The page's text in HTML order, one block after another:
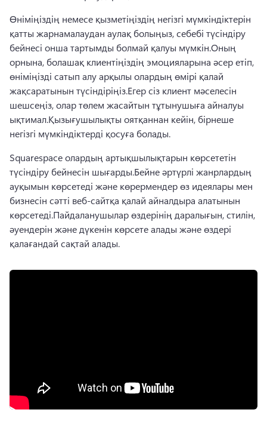
Өніміңіздің немесе қызметіңіздің негізгі мүмкіндіктерін
қатты жарнамалаудан аулақ болыңыз, себебі түсіндіру
бейнесі онша тартымды болмай қалуы мүмкін.Оның
орнына, болашақ клиентіңіздің эмоцияларына әсер етіп,
өніміңізді сатып алу арқылы олардың өмірі қалай
жақсаратынын түсіндіріңіз.Егер сіз клиент мәселесін
шешсеңіз, олар төлем жасайтын тұтынушыға айналуы
ықтимал.Қызығушылықты оятқаннан кейін, бірнеше
негізгі мүмкіндіктерді қосуға болады.
Squarespace олардың артықшылықтарын көрсететін
түсіндіру бейнесін шығарды.Бейне әртүрлі жанрлардың
ауқымын көрсетеді және көрермендер өз идеялары мен
бизнесін сәтті веб-сайтқа қалай айналдыра алатынын
көрсетеді.Пайдаланушылар өздерінің даралығын, стилін,
әуендерін және дүкенін көрсете алады және өздері
қалағандай сақтай алады.